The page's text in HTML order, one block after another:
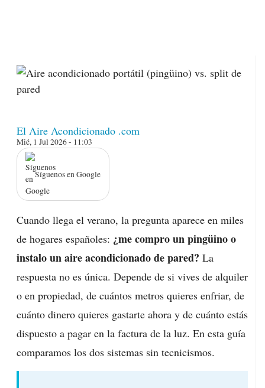
El Aire Acondicionado .com
Mié, 1 Jul 2026 - 11:03
Síguenos en Google
Cuando llega el verano, la pregunta aparece en miles
de hogares españoles: ¿me compro un pingüino o
instalo un aire acondicionado de pared? La
respuesta no es única. Depende de si vives de alquiler
o en propiedad, de cuántos metros quieres enfriar, de
cuánto dinero quieres gastarte ahora y de cuánto estás
dispuesto a pagar en la factura de la luz. En esta guía
comparamos los dos sistemas sin tecnicismos.